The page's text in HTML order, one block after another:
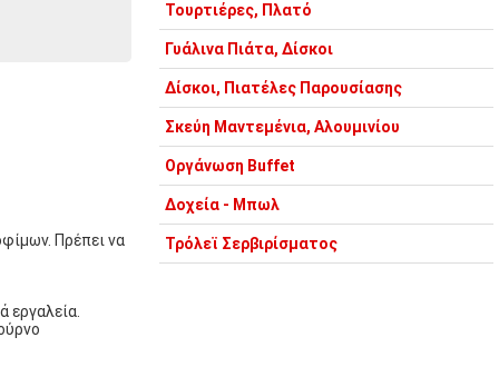
Πρέπει να
εργαλεία.
Τουρτιέρες, Πλατό
Γυάλινα Πιάτα, Δίσκοι
Δίσκοι, Πιατέλες Παρουσίασης
Σκεύη Μαντεμένια, Αλουμινίου
Οργάνωση Buffet
Δοχεία - Μπωλ
Τρόλεϊ Σερβιρίσματος